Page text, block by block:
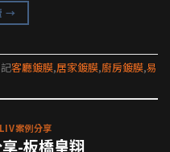
→
客廳鍍膜,居家鍍膜,廚房鍍膜,易
案例分享
-板橋皇翔